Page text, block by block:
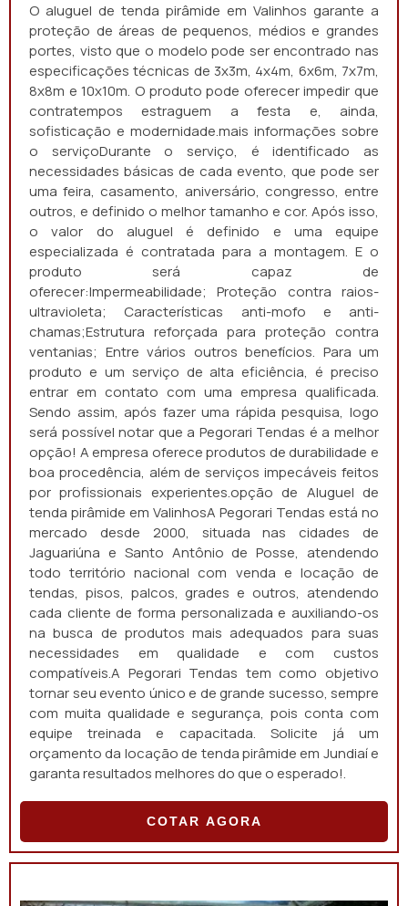
O aluguel de tenda pirâmide em Valinhos garante a
proteção de áreas de pequenos, médios e grandes
portes, visto que o modelo pode ser encontrado nas
especificações técnicas de 3x3m, 4x4m, 6x6m, 7x7m,
8x8m e 10x10m. O produto pode oferecer impedir que
contratempos estraguem a festa e, ainda,
sofisticação e modernidade.mais informações sobre
o serviçoDurante o serviço, é identificado as
necessidades básicas de cada evento, que pode ser
uma feira, casamento, aniversário, congresso, entre
outros, e definido o melhor tamanho e cor. Após isso,
o valor do aluguel é definido e uma equipe
especializada é contratada para a montagem. E o
produto será capaz de
oferecer:Impermeabilidade; Proteção contra raios-
ultravioleta; Características anti-mofo e anti-
chamas;Estrutura reforçada para proteção contra
ventanias; Entre vários outros benefícios. Para um
produto e um serviço de alta eficiência, é preciso
entrar em contato com uma empresa qualificada.
Sendo assim, após fazer uma rápida pesquisa, logo
será possível notar que a Pegorari Tendas é a melhor
opção! A empresa oferece produtos de durabilidade e
boa procedência, além de serviços impecáveis feitos
por profissionais experientes.opção de Aluguel de
tenda pirâmide em ValinhosA Pegorari Tendas está no
mercado desde 2000, situada nas cidades de
Jaguariúna e Santo Antônio de Posse, atendendo
todo território nacional com venda e locação de
tendas, pisos, palcos, grades e outros, atendendo
cada cliente de forma personalizada e auxiliando-os
na busca de produtos mais adequados para suas
necessidades em qualidade e com custos
compatíveis.A Pegorari Tendas tem como objetivo
tornar seu evento único e de grande sucesso, sempre
com muita qualidade e segurança, pois conta com
equipe treinada e capacitada. Solicite já um
orçamento da locação de tenda pirâmide em Jundiaí e
garanta resultados melhores do que o esperado!.
COTAR AGORA